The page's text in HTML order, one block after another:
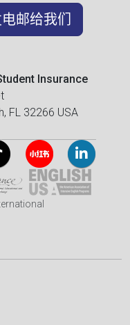
邮给我们
Insurance
FL 32266 USA